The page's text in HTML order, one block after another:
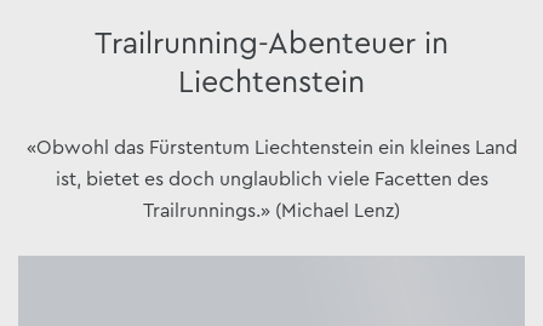
Trailrunning-Abenteuer in
Liechtenstein
«Obwohl das Fürstentum Liechtenstein ein kleines Land
ist, bietet es doch unglaublich viele Facetten des
Trailrunnings.» (Michael Lenz)